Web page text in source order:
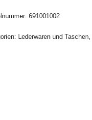
691001002
Lederwaren und Taschen,